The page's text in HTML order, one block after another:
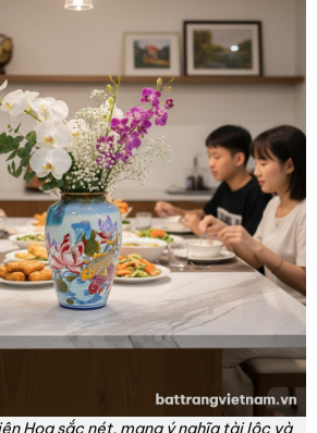
Hoa sắc nét, mang ý nghĩa tài lộc và